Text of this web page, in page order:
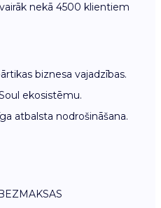
nekā 4500 klientiem
biznesa vajadzības.
ekosistēmu.
atbalsta nodrošināšana.